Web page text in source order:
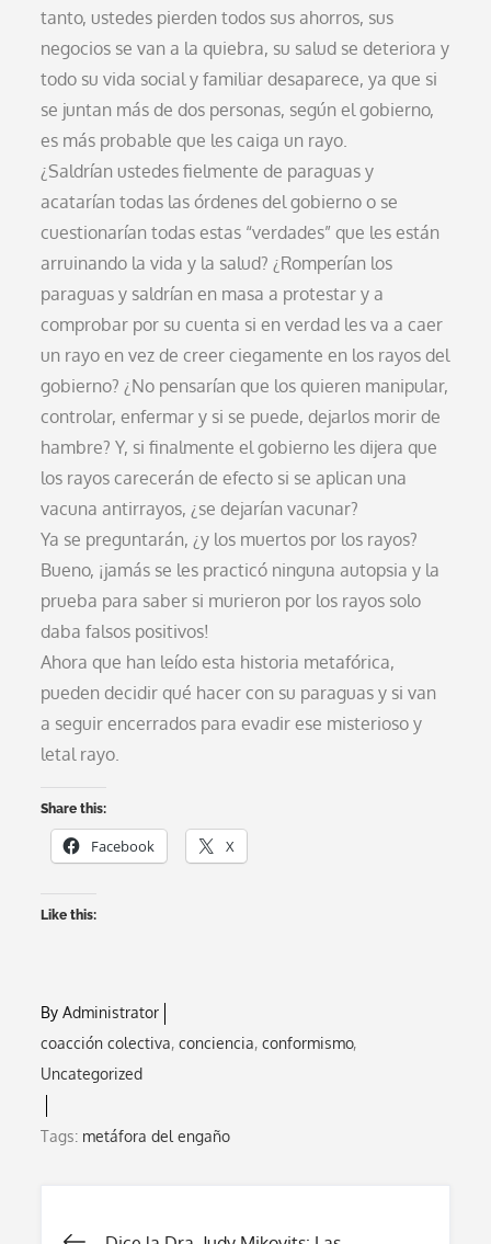
tanto, ustedes pierden todos sus ahorros, sus
negocios se van a la quiebra, su salud se deteriora y
todo su vida social y familiar desaparece, ya que si
se juntan más de dos personas, según el gobierno,
es más probable que les caiga un rayo.
¿Saldrían ustedes fielmente de paraguas y
acatarían todas las órdenes del gobierno o se
cuestionarían todas estas “verdades” que les están
arruinando la vida y la salud? ¿Romperían los
paraguas y saldrían en masa a protestar y a
comprobar por su cuenta si en verdad les va a caer
un rayo en vez de creer ciegamente en los rayos del
gobierno? ¿No pensarían que los quieren manipular,
controlar, enfermar y si se puede, dejarlos morir de
hambre? Y, si finalmente el gobierno les dijera que
los rayos carecerán de efecto si se aplican una
vacuna antirrayos, ¿se dejarían vacunar?
Ya se preguntarán, ¿y los muertos por los rayos?
Bueno, ¡jamás se les practicó ninguna autopsia y la
prueba para saber si murieron por los rayos solo
daba falsos positivos!
Ahora que han leído esta historia metafórica,
pueden decidir qué hacer con su paraguas y si van
a seguir encerrados para evadir ese misterioso y
letal rayo.
Share this:
Facebook X
Like this:
ByAdministrator
coacción colectiva conciencia conformismo
Uncategorized
Tags: metáfora del engaño